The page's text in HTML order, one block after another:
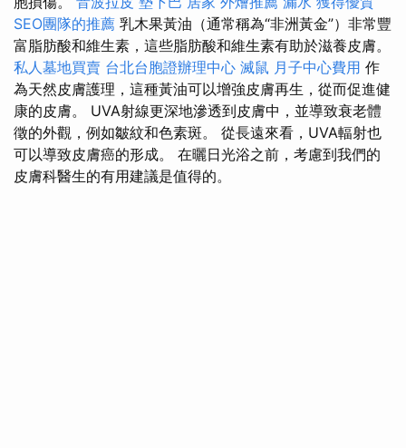
SEO團隊的推薦 乳木果黃油（通常稱為“非洲黃金”）非常豐
富脂肪酸和維生素，這些脂肪酸和維生素有助於滋養皮膚。
私人墓地買賣 台北台胞證辦理中心 滅鼠 月子中心費用 作
為天然皮膚護理，這種黃油可以增強皮膚再生，從而促進健
康的皮膚。 UVA射線更深地滲透到皮膚中，並導致衰老體
徵的外觀，例如皺紋和色素斑。 從長遠來看，UVA輻射也
可以導致皮膚癌的形成。 在曬日光浴之前，考慮到我們的
皮膚科醫生的有用建議是值得的。